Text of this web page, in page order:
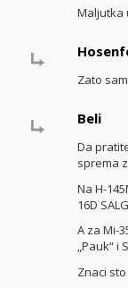
Maljutka
Zato
Beli
Da
sprema
Na H-
16D
A za Mi-
„Pauk“ i
Znaci